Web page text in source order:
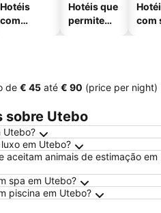
Hotéis
com
Hotéis que
permitem
com
de ‎€ 45 até ‎€ 90 (price per night)
sobre Utebo
Utebo?
em Utebo?
aceitam animais de estimação em
spa em Utebo?
piscina em Utebo?